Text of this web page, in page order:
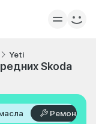
Yeti
Skoda
Ремонт